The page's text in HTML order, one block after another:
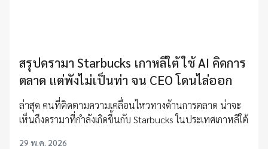
สรุปดรามา Starbucks เกาหลีใต้ ใช้ AI คิดการ
ตลาด แต่พังไม่เป็นท่า จน CEO โดนไล่ออก
ล่าสุด คนที่ติดตามความเคลื่อนไหวทางด้านการตลาด น่าจะ
เห็นถึงดรามาที่กำลังเกิดขึ้นกับ Starbucks ในประเทศเกาหลีใต้
29 พ.ค. 2026